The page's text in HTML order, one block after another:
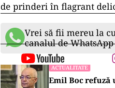
de prinderi în flagrant
Vrei să fii mereu la
canalul de WhatsApp
ACTUALITATE
Emil Boc